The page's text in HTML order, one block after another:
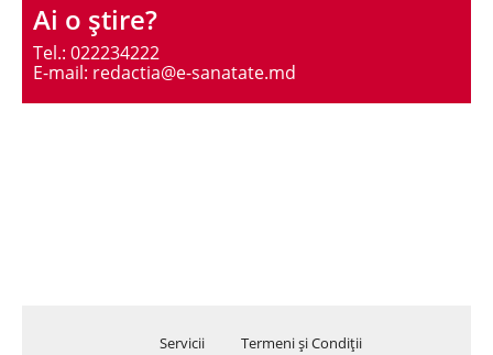
Ai o ştire?
Tel.: 022234222
E-mail: redactia@e-sanatate.md
Servicii
Termeni şi Condiţii